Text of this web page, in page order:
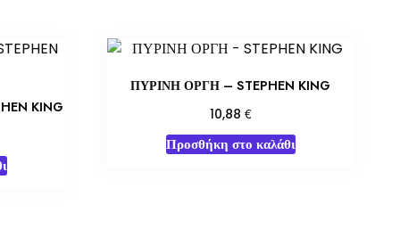
KING
ΠΥΡΙΝΗ ΟΡΓΗ – STEPHEN KING
10,88 €
Προσθήκη στο καλάθι